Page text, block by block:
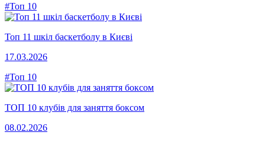
#Топ 10
Топ 11 шкіл баскетболу в Києві
17.03.2026
#Топ 10
ТОП 10 клубів для заняття боксом
08.02.2026